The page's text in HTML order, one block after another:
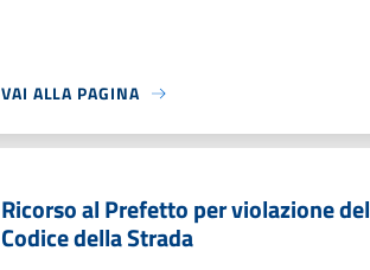
VAI ALLA PAGINA
Ricorso al Prefetto per violazione del
Codice della Strada